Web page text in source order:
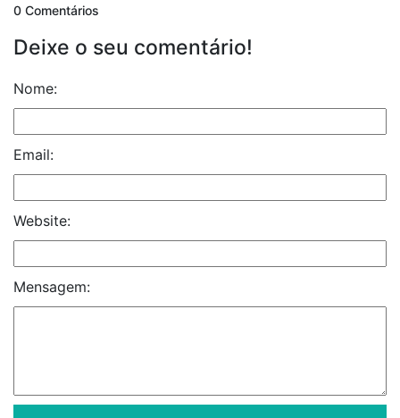
0 Comentários
Deixe o seu comentário!
Nome:
Email:
Website:
Mensagem: